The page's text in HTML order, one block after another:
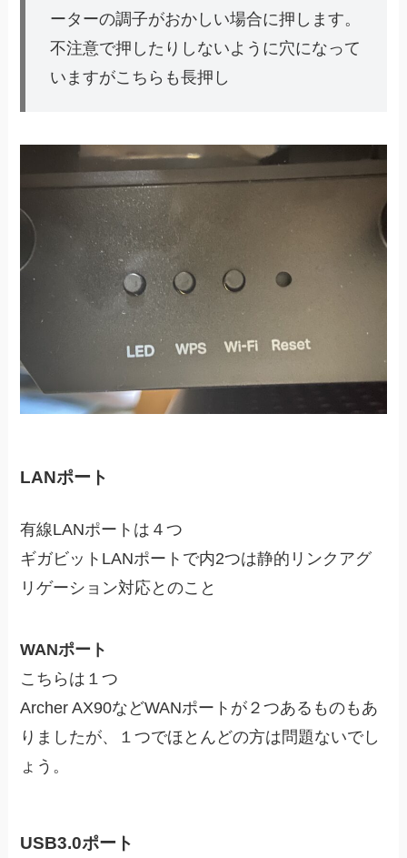
ーターの調子がおかしい場合に押します。
不注意で押したりしないように穴になって
いますがこちらも長押し
LANポート
有線LANポートは４つ
ギガビットLANポートで内2つは静的リンクアグ
リゲーション対応とのこと
WANポート
こちらは１つ
Archer AX90などWANポートが２つあるものもあ
りましたが、１つでほとんどの方は問題ないでし
ょう。
USB3.0ポート